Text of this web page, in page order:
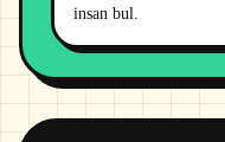
insan bul.